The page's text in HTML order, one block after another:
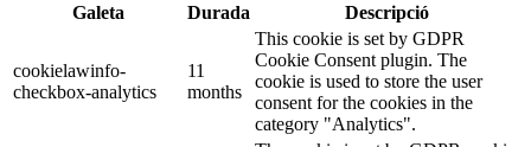
Galeta
Durada Descripció
cookielawinfo-
checkbox-analytics
11
months
This cookie is set by GDPR
Cookie Consent plugin. The
cookie is used to store the user
consent for the cookies in the
category "Analytics".